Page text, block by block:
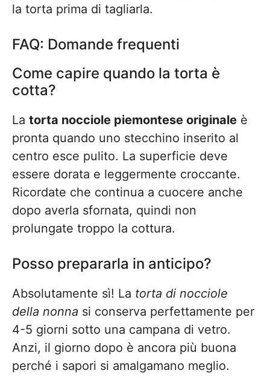
la torta prima di tagliarla.
FAQ: Domande frequenti
Come capire quando la torta è
cotta?
La torta nocciole piemontese originale è
pronta quando uno stecchino inserito al
centro esce pulito. La superficie deve
essere dorata e leggermente croccante.
Ricordate che continua a cuocere anche
dopo averla sfornata, quindi non
prolungate troppo la cottura.
Posso prepararla in anticipo?
Absolutamente sì! La torta di nocciole
della nonna si conserva perfettamente per
4-5 giorni sotto una campana di vetro.
Anzi, il giorno dopo è ancora più buona
perché i sapori si amalgamano meglio.